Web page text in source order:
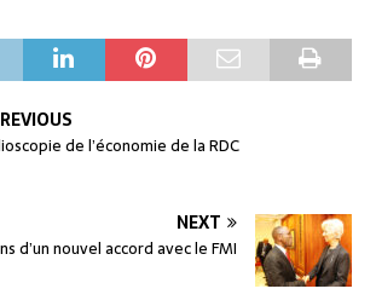
de l’économie de la RDC
NEXT
d’un nouvel accord avec le FMI